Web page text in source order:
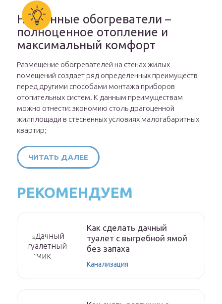
Настенные обогреватели –
полноценное отопление и
максимальный комфорт
Размещение обогревателей на стенах жилых
помещений создает ряд определенных преимуществ
перед другими способами монтажа приборов
отопительных систем. К данным преимуществам
можно отнести: экономию столь драгоценной
жилплощади в стесненных условиях малогабаритных
квартир;
ЧИТАТЬ ДАЛЕЕ
РЕКОМЕНДУЕМ
Как сделать дачный
туалет с выгребной ямой
без запаха
Канализация